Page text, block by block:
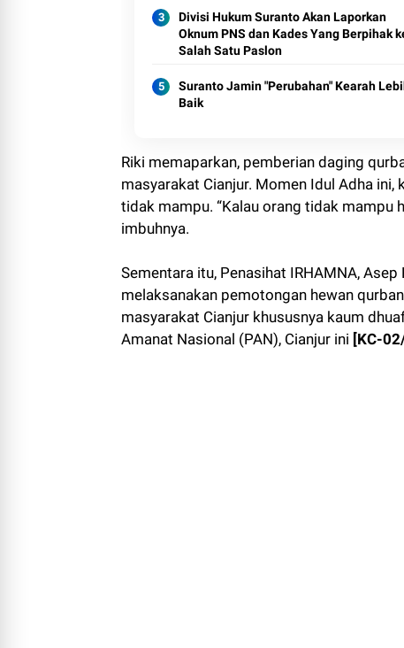
Divisi Hukum Suranto Akan Laporkan
Oknum PNS dan Kades Yang Berpihak
Salah Satu Paslon
Suranto Jamin "Perubahan" Kearah
Baik
Riki memaparkan, pemberian daging
masyarakat Cianjur. Momen Idul Adha ini,
tidak mampu. “Kalau orang tidak mampu
imbuhnya.
Sementara itu, Penasihat IRHAMNA,
melaksanakan pemotongan hewan
masyarakat Cianjur khususnya kaum
Amanat Nasional (PAN), Cianjur ini [KC-